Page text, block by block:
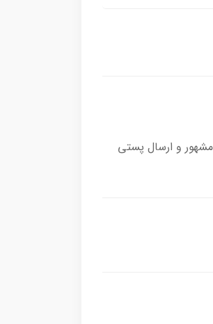
و ارسال پستی